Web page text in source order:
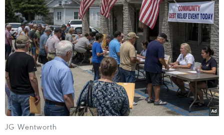
Tính đến ngày 15/9, Singapore ghi nhận 73.938
ca mắc COVID-19 với 58 trường hợp tử vong,
hơn 81% dân số đã được tiêm vaccine đầy đủ./.
(TTXVN/Vietnam+)
JG Wentworth